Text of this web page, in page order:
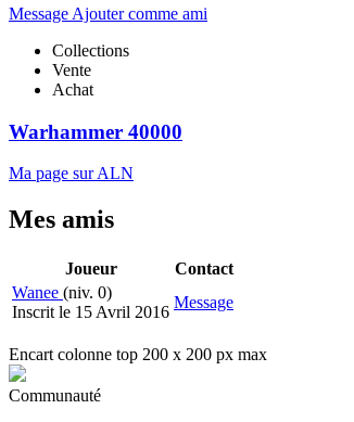
Message Ajouter comme ami
Collections
Vente
Achat
Warhammer 40000
Ma page sur ALN
Mes amis
Joueur
Contact
Wanee (niv. 0)
Inscrit le 15 Avril 2016
Message
Encart colonne top 200 x 200 px max
Communauté